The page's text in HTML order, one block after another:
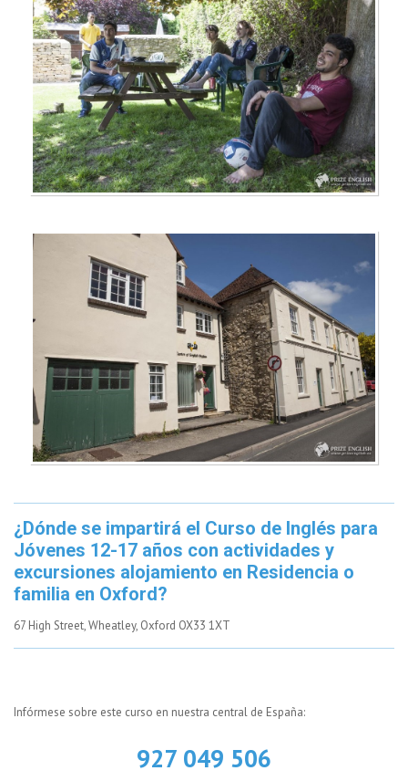
¿Dónde se impartirá el Curso de Inglés para
Jóvenes 12-17 años con actividades y
excursiones alojamiento en Residencia o
familia en Oxford?
67 High Street, Wheatley, Oxford OX33 1XT
Infórmese sobre este curso en nuestra central de España:
927 049 506